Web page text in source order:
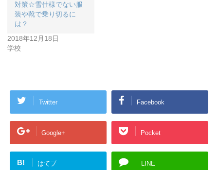
対策☆雪仕様でない服
装や靴で乗り切るに
は？
2018年12月18日
学校
Twitter Facebook
Google+ Pocket
B! はてブ LINE